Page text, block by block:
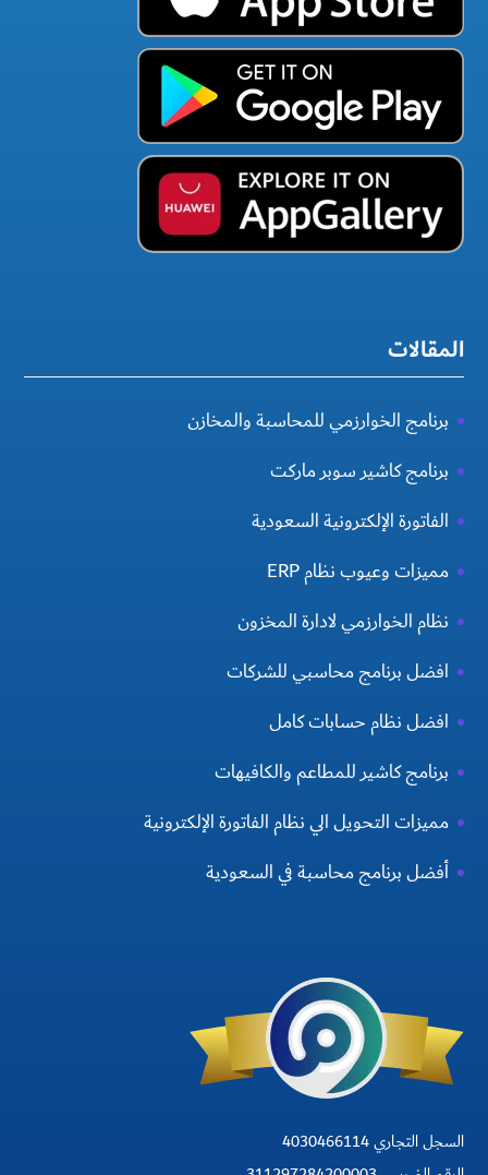
المقالات
برنامج الخوارزمي للمحاسبة والمخازن
برنامج كاشير سوبر ماركت
الفاتورة الإلكترونية السعودية
مميزات وعيوب نظام ERP
نظام الخوارزمي لادارة المخزون
افضل برنامج محاسبي للشركات
افضل نظام حسابات كامل
برنامج كاشير للمطاعم والكافيهات
مميزات التحويل الي نظام الفاتورة الإلكترونية
أفضل برنامج محاسبة في السعودية
السجل التجاري 4030466114